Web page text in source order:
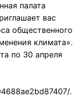
палата
вас
общественного
климата».
по 30 апреля
.